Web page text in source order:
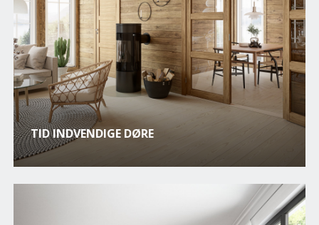
TID INDVENDIGE DØRE